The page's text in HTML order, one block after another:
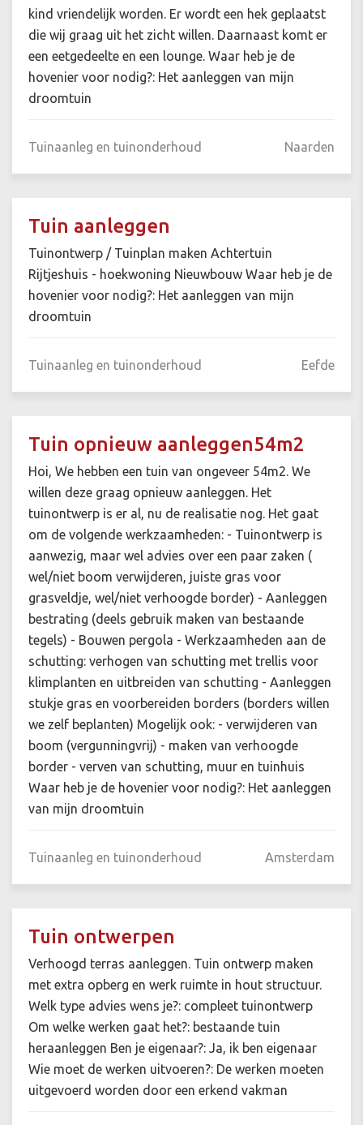
kind vriendelijk worden. Er wordt een hek geplaatst
die wij graag uit het zicht willen. Daarnaast komt er
een eetgedeelte en een lounge. Waar heb je de
hovenier voor nodig?: Het aanleggen van mijn
droomtuin
Tuinaanleg en tuinonderhoud Naarden
Tuin aanleggen
Tuinontwerp / Tuinplan maken Achtertuin
Rijtjeshuis - hoekwoning Nieuwbouw Waar heb je de
hovenier voor nodig?: Het aanleggen van mijn
droomtuin
Tuinaanleg en tuinonderhoud Eefde
Tuin opnieuw aanleggen54m2
Hoi, We hebben een tuin van ongeveer 54m2. We
willen deze graag opnieuw aanleggen. Het
tuinontwerp is er al, nu de realisatie nog. Het gaat
om de volgende werkzaamheden: - Tuinontwerp is
aanwezig, maar wel advies over een paar zaken (
wel/niet boom verwijderen, juiste gras voor
grasveldje, wel/niet verhoogde border) - Aanleggen
bestrating (deels gebruik maken van bestaande
tegels) - Bouwen pergola - Werkzaamheden aan de
schutting: verhogen van schutting met trellis voor
klimplanten en uitbreiden van schutting - Aanleggen
stukje gras en voorbereiden borders (borders willen
we zelf beplanten) Mogelijk ook: - verwijderen van
boom (vergunningvrij) - maken van verhoogde
border - verven van schutting, muur en tuinhuis
Waar heb je de hovenier voor nodig?: Het aanleggen
van mijn droomtuin
Tuinaanleg en tuinonderhoud Amsterdam
Tuin ontwerpen
Verhoogd terras aanleggen. Tuin ontwerp maken
met extra opberg en werk ruimte in hout structuur.
Welk type advies wens je?: compleet tuinontwerp
Om welke werken gaat het?: bestaande tuin
heraanleggen Ben je eigenaar?: Ja, ik ben eigenaar
Wie moet de werken uitvoeren?: De werken moeten
uitgevoerd worden door een erkend vakman